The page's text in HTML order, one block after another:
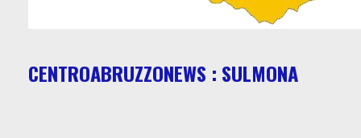
CENTROABRUZZONEWS : SULMONA